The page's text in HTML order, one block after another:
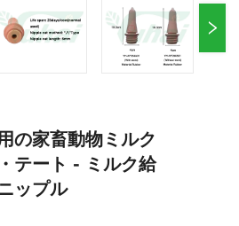
の家畜動物ミルク
テート - ミルク給
ップル